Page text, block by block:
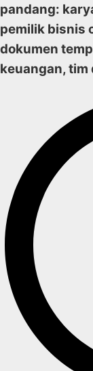
pandang:
pemilik bisnis
dokumen
keuangan, tim